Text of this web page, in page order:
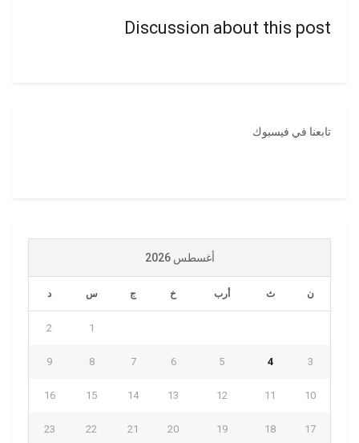
Discussion about this post
تابعنا في فيسبوك
أغسطس 2026
ن ث أرب خ ج س د
1
2
3
4
5
6
7
8
9
10
11
12
13
14
15
16
17
18
19
20
21
22
23